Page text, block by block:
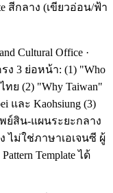
สีกลาง (เขียวอ่อน/ฟ้า
Cultural Office ·
ง 3 ย่อหน้า: (1) "Who
ย (2) "Why Taiwan"
และ Kaohsiung (3)
พย์สิน-แผนระยะกลาง
ไม่ใช่ภาษาเอเจนซี ผู้
Template ได้